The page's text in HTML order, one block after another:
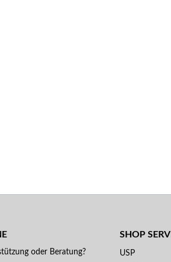
oder Beratung?
SHOP
USP